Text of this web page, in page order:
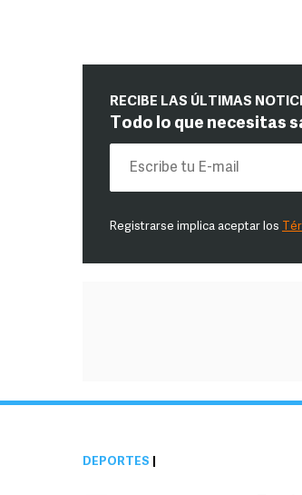
RECIBE LAS ÚLTIMAS
Todo lo que necesitas
Registrarse implica aceptar los
DEPORTES